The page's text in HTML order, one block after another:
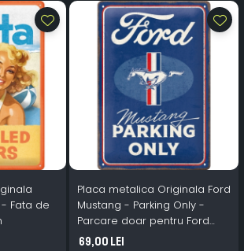
Fata de
Placa metalica Originala Ford
Mustang - Parking Only -
Parcare doar pentru Ford
Mustang, 20x30 cm
69,00 Lei